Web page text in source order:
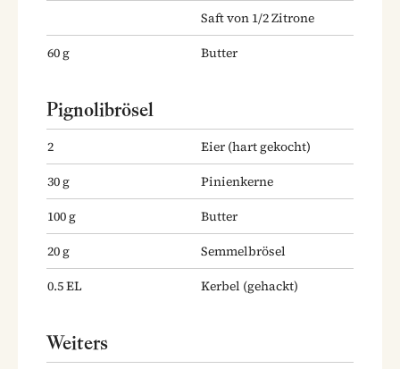
Saft von 1/2 Zitrone
60g Butter
Pignolibrösel
2 Eier (hart gekocht)
30g
Pinienkerne
100g
Butter
20g
Semmelbrösel
0.5EL Kerbel (gehackt)
Weiters